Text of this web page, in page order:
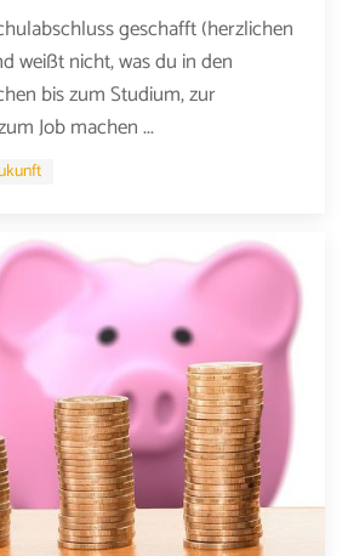
geschafft (herzlichen
weißt nicht, was du in den
bis zum Studium, zur
Job machen ...